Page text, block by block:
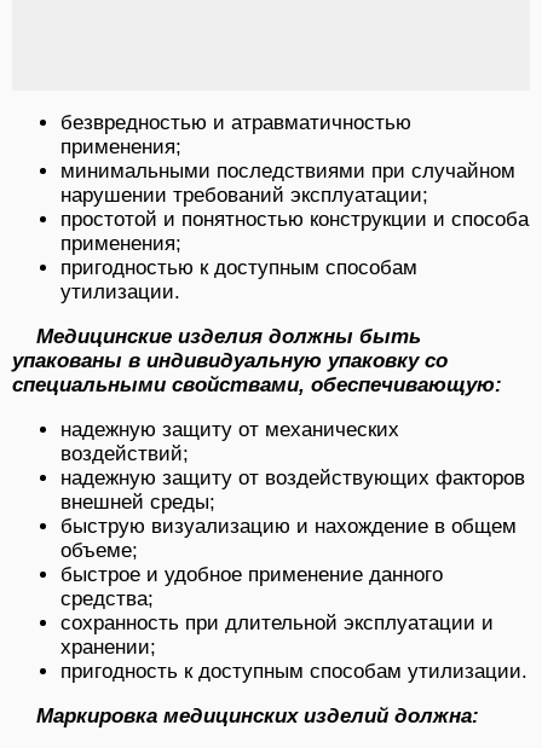
безвредностью и атравматичностью
применения;
минимальными последствиями при случайном
нарушении требований эксплуатации;
простотой и понятностью конструкции и способа
применения;
пригодностью к доступным способам
утилизации.
Медицинские изделия должны быть
упакованы в индивидуальную упаковку со
специальными свойствами, обеспечивающую:
надежную защиту от механических
воздействий;
надежную защиту от воздействующих факторов
внешней среды;
быструю визуализацию и нахождение в общем
объеме;
быстрое и удобное применение данного
средства;
сохранность при длительной эксплуатации и
хранении;
пригодность к доступным способам утилизации.
Маркировка медицинских изделий должна: